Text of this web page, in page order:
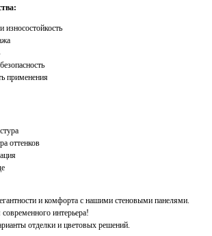
износостойкость
применения
оттенков
и комфорта с нашими стеновыми панелями.
интерьера!
отделки и цветовых решений.